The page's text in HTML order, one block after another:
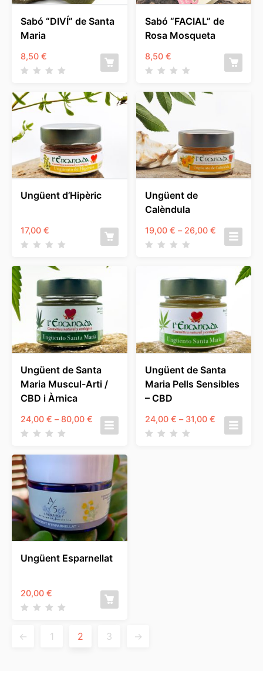
Sabó “DIVÍ” de Santa
Maria
8,50 €
Sabó “FACIAL” de
Rosa Mosqueta
8,50 €
Ungüent d’Hipèric
17,00 €
Ungüent de
Calèndula
19,00 € – 26,00 €Interval
26,00 €
Ungüent de Santa
Maria Muscul-Arti /
CBD i Àrnica
24,00 € – 80,00 € Interval
80,00 €
Ungüent de Santa
Maria Pells Sensibles
– CBD
24,00 € – 31,00 €Interval
Ungüent Esparnellat
20,00 €
← 1 2 3 →